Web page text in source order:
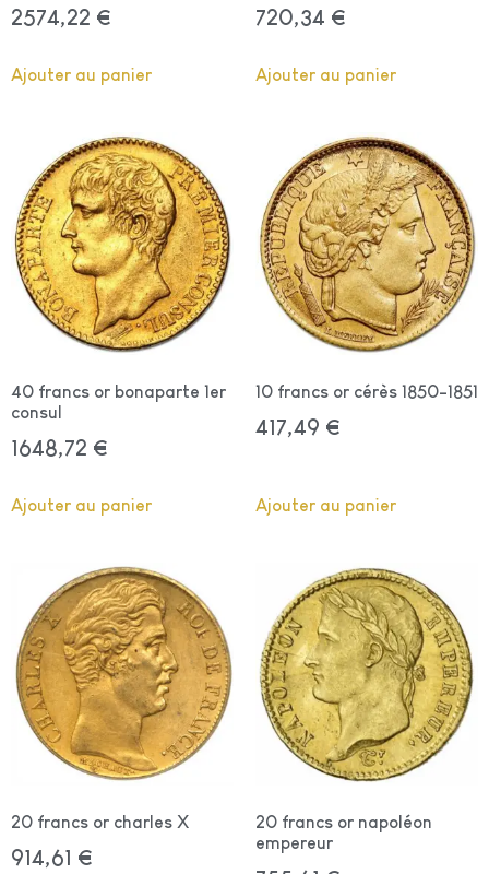
2574,22 €
Ajouter au panier
720,34 €
Ajouter au panier
40 francs or bonaparte 1er
consul
1648,72 €
Ajouter au panier
10 francs or cérès 1850-1851
417,49 €
Ajouter au panier
20 francs or charles X
914,61 €
20 francs or napoléon
empereur